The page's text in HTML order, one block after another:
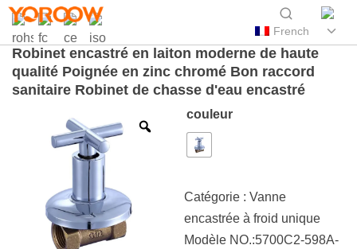
French
Robinet encastré en laiton moderne de haute
qualité Poignée en zinc chromé Bon raccord
sanitaire Robinet de chasse d'eau encastré
couleur
Catégorie :Vanne
encastrée à froid unique
Modèle NO.:5700C2-598A-